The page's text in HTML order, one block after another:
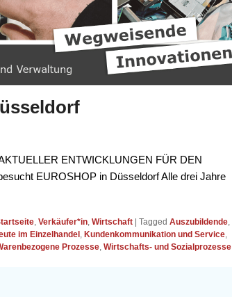
ENTWICKLUNGEN FÜR DEN
EUROSHOP in Düsseldorf Alle drei Jahre
, Verkäufer*in, Wirtschaft Tagged Auszubildende,
im Einzelhandel , Kundenkommunikation und Service,
Prozesse, Wirtschafts- und Sozialprozesse